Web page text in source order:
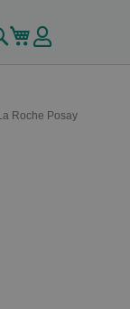
Buscar
Mi carrito
Roche Posay